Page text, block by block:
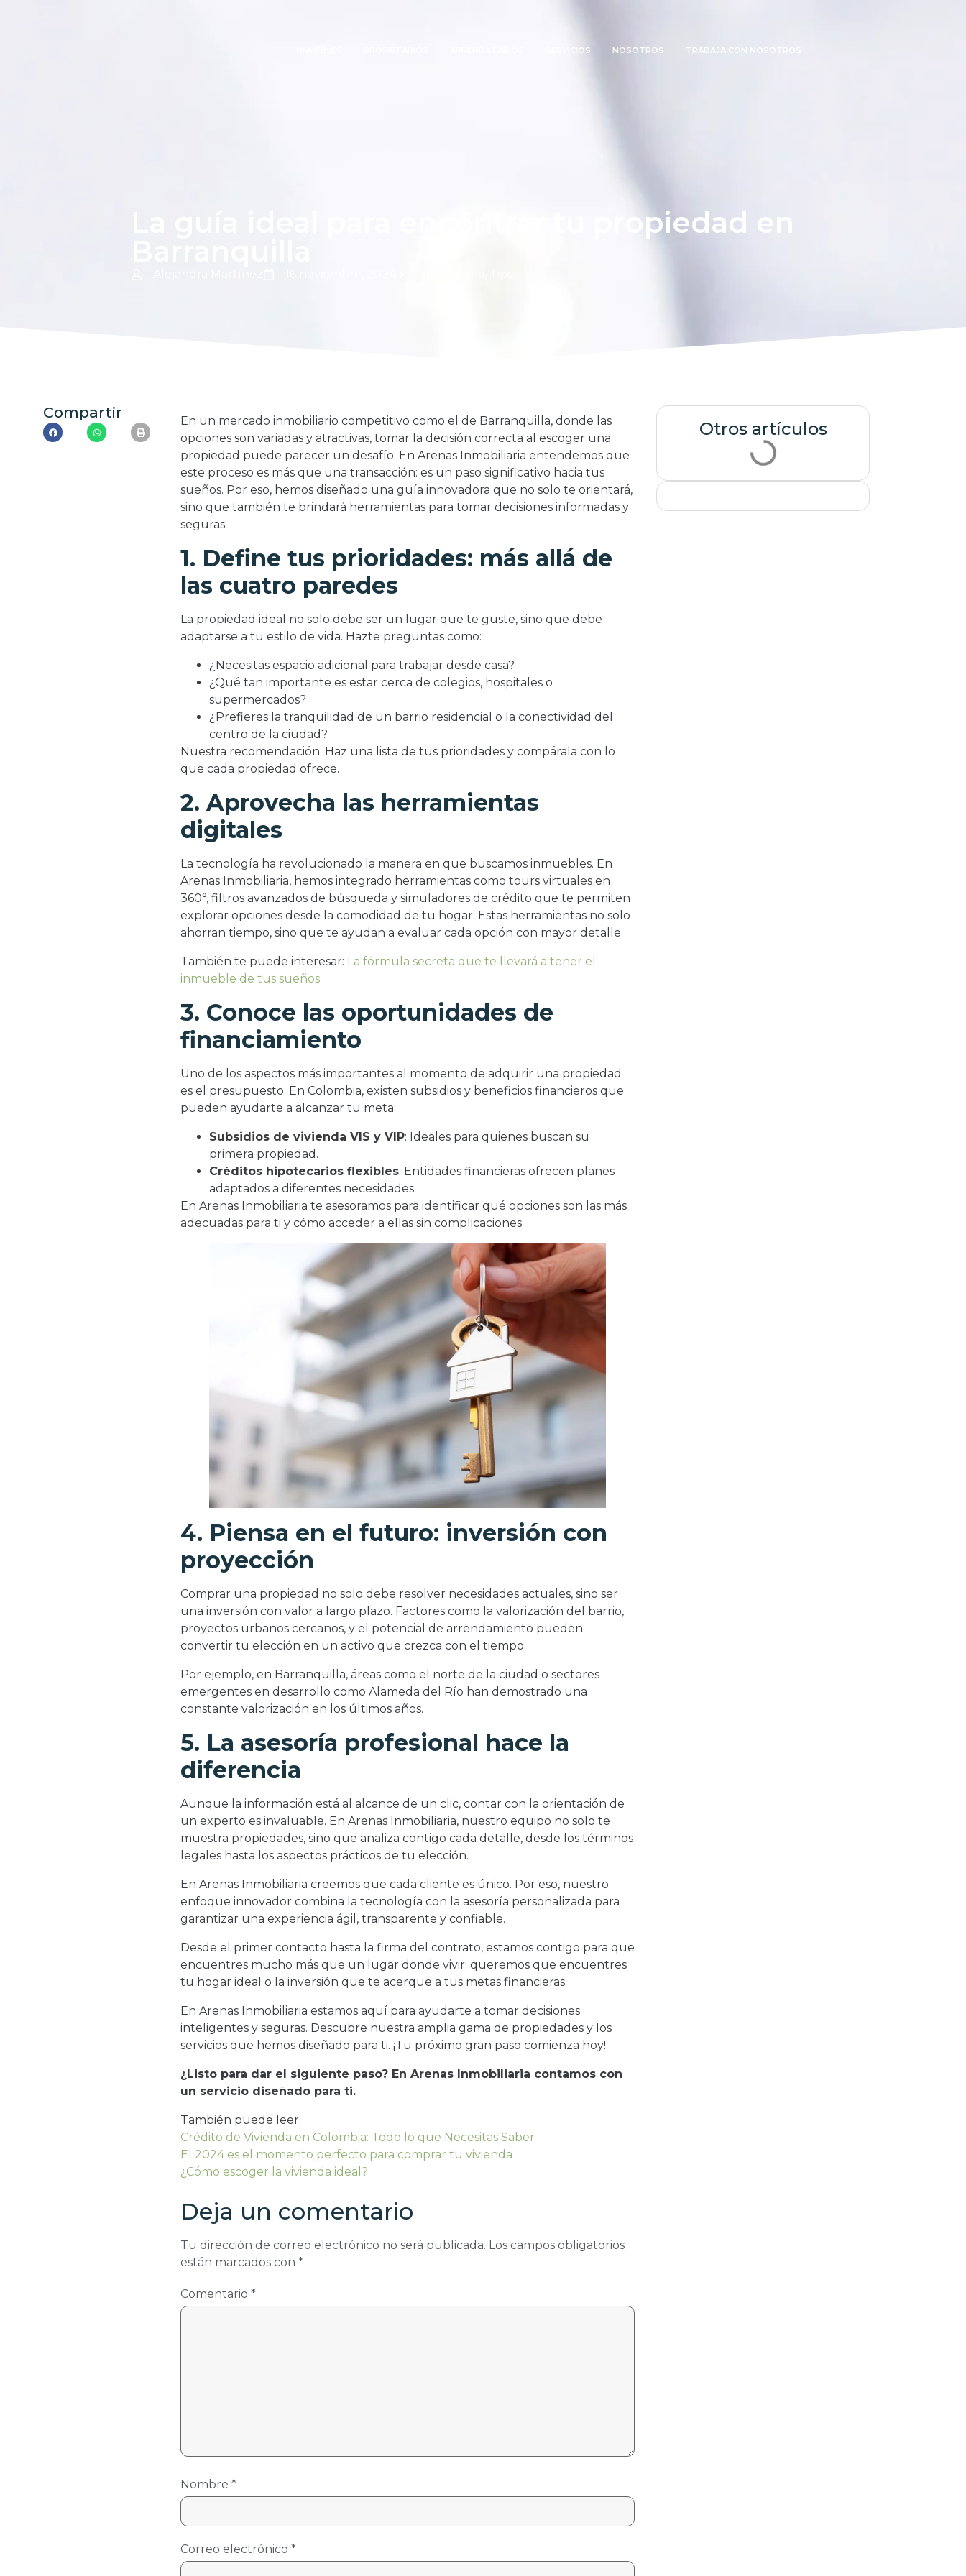
SERVICIOS NOSOTROS TRABAJA CON NOSOTROS
La guía ideal para encontrar tu propiedad en
Compartir
En un mercado inmobiliario competitivo como el de Barranquilla, donde las
opciones son variadas y atractivas, tomar la decisión correcta al escoger una
propiedad puede parecer un desafío. En Arenas Inmobiliaria entendemos que
este proceso es más que una transacción: es un paso significativo hacia tus
sueños. Por eso, hemos diseñado una guía innovadora que no solo te orientará,
sino que también te brindará herramientas para tomar decisiones informadas y
seguras.
1. Define tus prioridades: más allá de
las cuatro paredes
La propiedad ideal no solo debe ser un lugar que te guste, sino que debe
adaptarse a tu estilo de vida. Hazte preguntas como:
¿Necesitas espacio adicional para trabajar desde casa?
¿Qué tan importante es estar cerca de colegios, hospitales o
supermercados?
¿Prefieres la tranquilidad de un barrio residencial o la conectividad del
centro de la ciudad?
Nuestra recomendación: Haz una lista de tus prioridades y compárala con lo
que cada propiedad ofrece.
2. Aprovecha las herramientas
digitales
La tecnología ha revolucionado la manera en que buscamos inmuebles. En
Arenas Inmobiliaria, hemos integrado herramientas como tours virtuales en
360°, filtros avanzados de búsqueda y simuladores de crédito que te permiten
explorar opciones desde la comodidad de tu hogar. Estas herramientas no solo
ahorran tiempo, sino que te ayudan a evaluar cada opción con mayor detalle.
También te puede interesar: La fórmula secreta que te llevará a tener el
inmueble de tus sueños
3. Conoce las oportunidades de
financiamiento
Uno de los aspectos más importantes al momento de adquirir una propiedad
es el presupuesto. En Colombia, existen subsidios y beneficios financieros que
pueden ayudarte a alcanzar tu meta:
Subsidios de vivienda VIS y VIP: Ideales para quienes buscan su
primera propiedad.
Créditos hipotecarios flexibles: Entidades financieras ofrecen planes
adaptados a diferentes necesidades.
En Arenas Inmobiliaria te asesoramos para identificar qué opciones son las más
adecuadas para ti y cómo acceder a ellas sin complicaciones.
4. Piensa en el futuro: inversión con
proyección
Comprar una propiedad no solo debe resolver necesidades actuales, sino ser
una inversión con valor a largo plazo. Factores como la valorización del barrio,
proyectos urbanos cercanos, y el potencial de arrendamiento pueden
convertir tu elección en un activo que crezca con el tiempo.
Por ejemplo, en Barranquilla, áreas como el norte de la ciudad o sectores
emergentes en desarrollo como Alameda del Río han demostrado una
constante valorización en los últimos años.
5. La asesoría profesional hace la
diferencia
Aunque la información está al alcance de un clic, contar con la orientación de
un experto es invaluable. En Arenas Inmobiliaria, nuestro equipo no solo te
muestra propiedades, sino que analiza contigo cada detalle, desde los términos
legales hasta los aspectos prácticos de tu elección.
En Arenas Inmobiliaria creemos que cada cliente es único. Por eso, nuestro
enfoque innovador combina la tecnología con la asesoría personalizada para
garantizar una experiencia ágil, transparente y confiable.
Desde el primer contacto hasta la firma del contrato, estamos contigo para que
encuentres mucho más que un lugar donde vivir: queremos que encuentres
tu hogar ideal o la inversión que te acerque a tus metas financieras.
En Arenas Inmobiliaria estamos aquí para ayudarte a tomar decisiones
inteligentes y seguras. Descubre nuestra amplia gama de propiedades y los
servicios que hemos diseñado para ti. ¡Tu próximo gran paso comienza hoy!
¿Listo para dar el siguiente paso? En Arenas Inmobiliaria contamos con
un servicio diseñado para ti.
También puede leer:
Crédito de Vivienda en Colombia: Todo lo que Necesitas Saber
El 2024 es el momento perfecto para comprar tu vivienda
¿Cómo escoger la vivienda ideal?
Deja un comentario
Tu dirección de correo electrónico no será publicada. Los campos obligatorios
están marcados con *
Comentario *
Nombre *
Correo electrónico *
Otros artículos